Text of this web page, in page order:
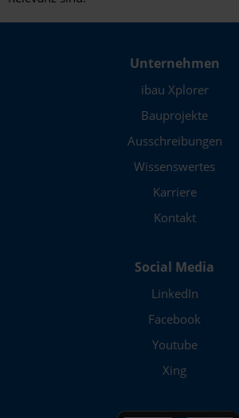
Unternehmen
ibau Xplorer
Bauprojekte
Ausschreibungen
Wissenswertes
Karriere
Kontakt
Social Media
LinkedIn
Facebook
Youtube
Xing